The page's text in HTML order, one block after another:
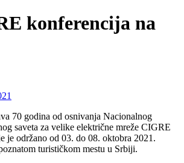
konferencija na
70 godina od osnivanja Nacionalnog
saveta za velike električne mreže CIGRE
je održano od 03. do 08. oktobra 2021.
turističkom mestu u Srbiji.